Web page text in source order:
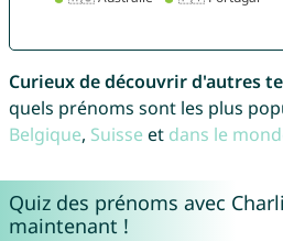
Curieux de découvrir d'autres
quels prénoms sont les plus
Belgique, Suisse et dans le
Quiz des prénoms avec
maintenant !